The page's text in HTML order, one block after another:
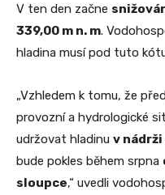
V ten den začne
339,00 m n. m.
hladina musí pod tuto
„Vzhledem k tomu, že
provozní a hydrologické
udržovat hladinu v
bude pokles během srpna
sloupce,“ uvedli